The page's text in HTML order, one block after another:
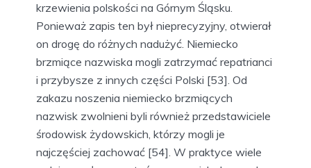
krzewienia polskości na Górnym Śląsku.
Ponieważ zapis ten był nieprecyzyjny, otwierał
on drogę do różnych nadużyć. Niemiecko
brzmiące nazwiska mogli zatrzymać repatrianci
i przybysze z innych części Polski [53]. Od
zakazu noszenia niemiecko brzmiących
nazwisk zwolnieni byli również przedstawiciele
środowisk żydowskich, którzy mogli je
najczęściej zachować [54]. W praktyce wiele